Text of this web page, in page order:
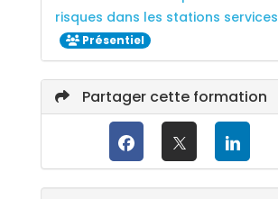
risques dans les stations services
Présentiel
Partager cette formation